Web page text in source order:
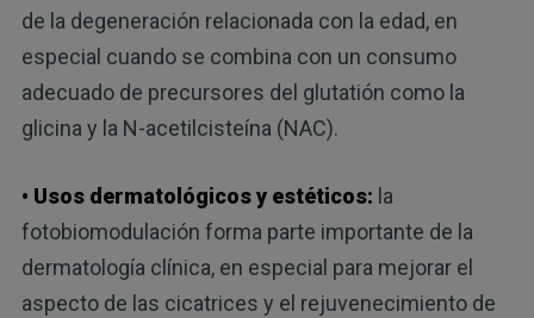
de la degeneración relacionada con la edad, en
especial cuando se combina con un consumo
adecuado de precursores del glutatión como la
glicina y la N-acetilcisteína (NAC).
• Usos dermatológicos y estéticos: la
fotobiomodulación forma parte importante de la
dermatología clínica, en especial para mejorar el
aspecto de las cicatrices y el rejuvenecimiento de